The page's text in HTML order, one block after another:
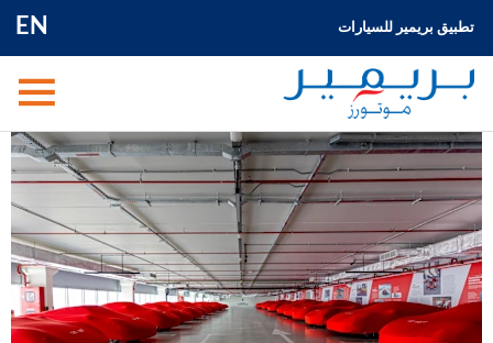
EN تطبيق بريمير للسيارات